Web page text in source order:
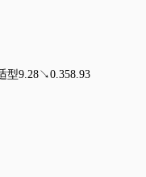
型9.28↘0.358.93